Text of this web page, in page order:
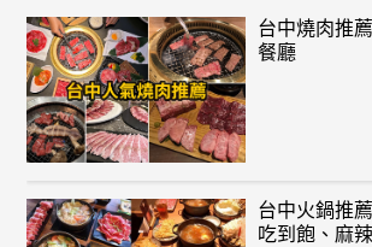
台中燒肉推
餐廳
台中火鍋推
吃到飽、麻